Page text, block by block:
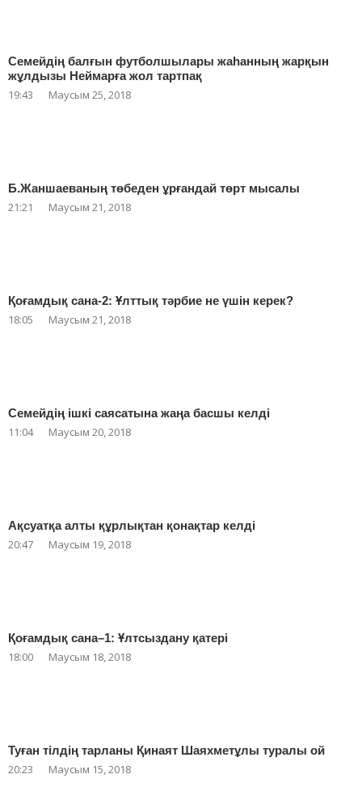
Семейдің балғын футболшылары жаһанның жарқын
жұлдызы Неймарға жол тартпақ
19:43 Маусым 25, 2018
Б.Жаншаеваның төбеден ұрғандай төрт мысалы
21:21 Маусым 21, 2018
Қоғамдық сана-2: Ұлттық тәрбие не үшін керек?
18:05 Маусым 21, 2018
Семейдің ішкі саясатына жаңа басшы келді
11:04 Маусым 20, 2018
Ақсуатқа алты құрлықтан қонақтар келді
20:47 Маусым 19, 2018
Қоғамдық сана–1: Ұлтсыздану қатері
18:00 Маусым 18, 2018
Туған тілдің тарланы Қинаят Шаяхметұлы туралы ой
20:23 Маусым 15, 2018